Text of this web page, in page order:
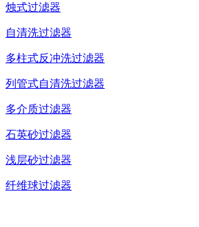
烛式过滤器
自清洗过滤器
多柱式反冲洗过滤器
列管式自清洗过滤器
多介质过滤器
石英砂过滤器
浅层砂过滤器
纤维球过滤器